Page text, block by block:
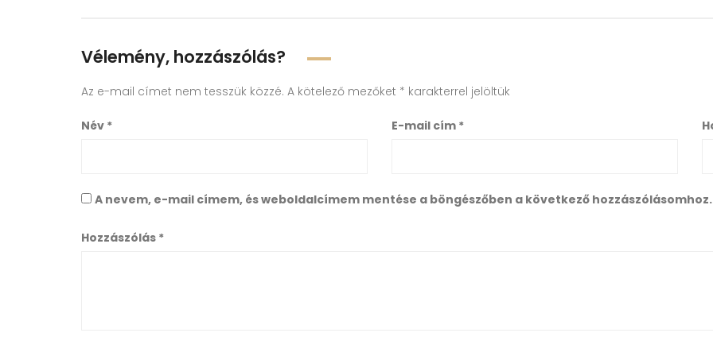
Vélemény, hozzászólás?
Az e-mail címet nem tesszük közzé. A kötelező mezőket * karakterrel jelöltük
Név * E-mail cím *
A nevem, e-mail címem, és weboldalcímem mentése a böngészőben a következő hozzászólásomhoz.
Hozzászólás *